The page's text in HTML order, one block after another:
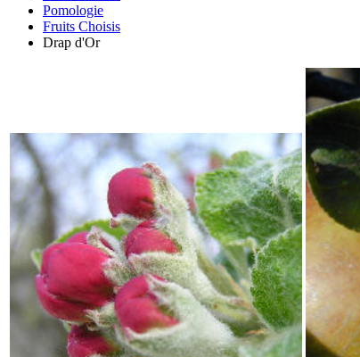
Pomologie
Fruits Choisis
Drap d'Or